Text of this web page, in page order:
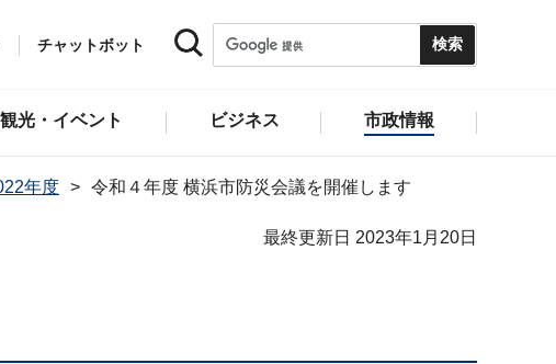
チャットボット
観光・イベント ビジネス 市政情報
年度 令和４年度 横浜市防災会議を開催します
最終更新日 2023年1月20日